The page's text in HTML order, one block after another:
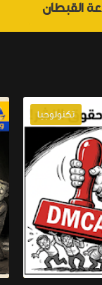
القبطان
تكنولوجيا
شاهد الموضوع